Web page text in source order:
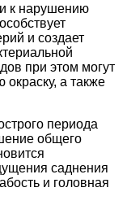
к нарушению
и создает
при этом могут
окраску, а также
периода
общего
саднения
и головная